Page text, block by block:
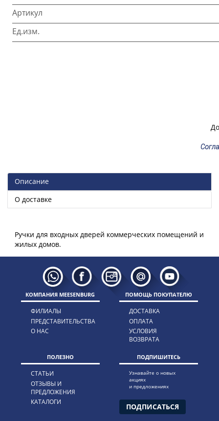
Артикул
Ед.изм.
Описание
О доставке
Ручки для входных дверей коммерческих помещений и
КОМПАНИЯ MEESENBURG
ФИЛИАЛЫ
ПРЕДСТАВИТЕЛЬСТВА
О НАС
ПОМОЩЬ ПОКУПАТЕЛЮ
ДОСТАВКА
ОПЛАТА
УСЛОВИЯ
ВОЗВРАТА
ПОЛЕЗНО
СТАТЬИ
ОТЗЫВЫ И
ПРЕДЛОЖЕНИЯ
КАТАЛОГИ
ПОДПИШИТЕСЬ
Узнавайте о новых
акциях
и предложениях
ПОДПИСАТЬСЯ